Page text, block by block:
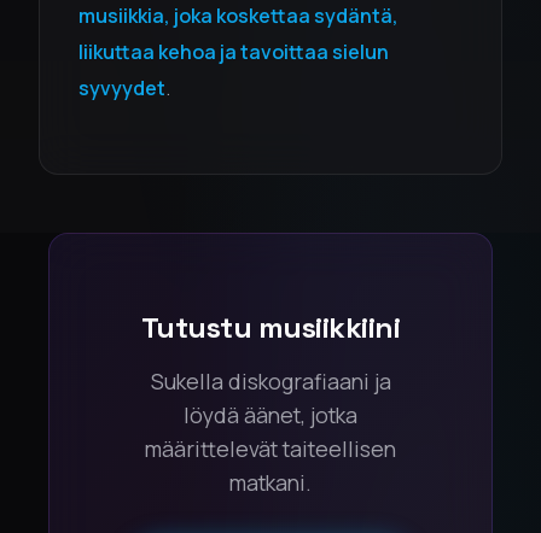
musiikkia, joka koskettaa sydäntä,
liikuttaa kehoa ja tavoittaa sielun
syvyydet.
Tutustu musiikkiini
Sukella diskografiaani ja
löydä äänet, jotka
määrittelevät taiteellisen
matkani.